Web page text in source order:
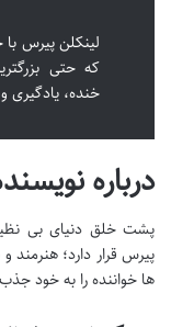
لینکلن پیرس
که حتی
خنده، یادگیری
درباره
پشت خلق دنیای بی
پیرس قرار دارد؛
ها خواننده را به خود